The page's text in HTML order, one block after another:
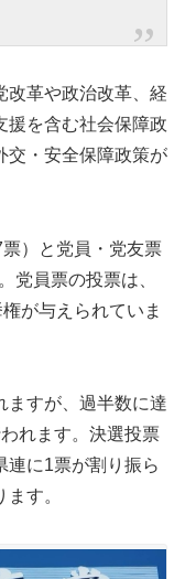
改革や政治改革、経
援を含む社会保障政
交・安全保障政策が
）と党員・党友票
党員票の投票は、
が与えられていま
ますが、過半数に達
れます。決選投票
連に1票が割り振ら
す。